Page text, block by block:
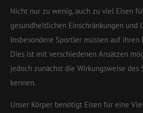
Nicht nur zu wenig, auch zu viel Eisen
gesundheitlichen Einschränkungen und
Insbesondere Sportler müssen auf ihren
Dies ist mit verschiedenen Ansätzen
jedoch zunächst die Wirkungsweise des
kennen.
Unser Körper benötigt Eisen für eine